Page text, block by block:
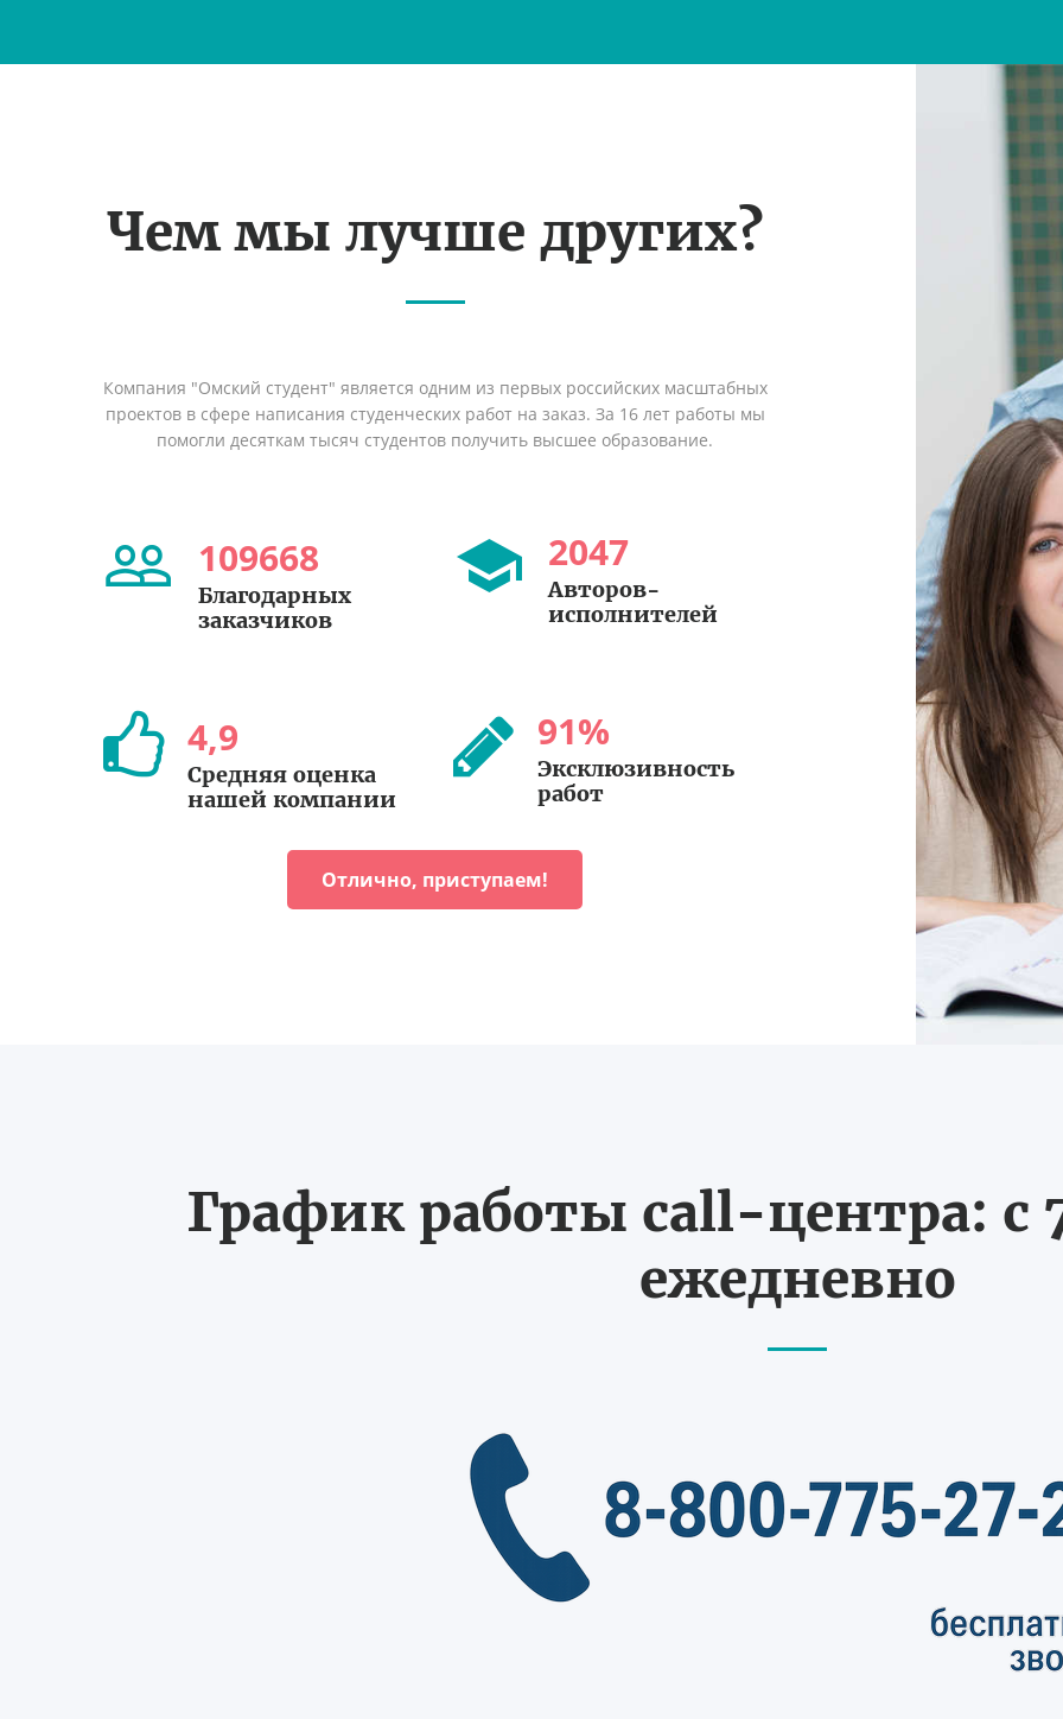
Чем мы лучше других?
Компания "Омский студент" является одним из первых российских масштабных
проектов в сфере написания студенческих работ на заказ. За 16 лет работы мы
помогли десяткам тысяч студентов получить высшее образование.
109668
Благодарных
заказчиков
2047
Авторов-
исполнителей
4,9
Средняя оценка
нашей компании
91%
Эксклюзивность
работ
Отлично, приступаем!
График работы call-центра: с
ежедневно